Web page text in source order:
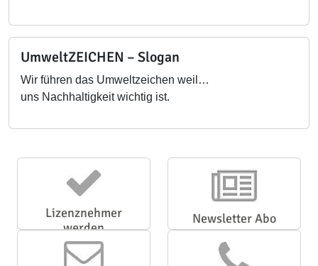
UmweltZEICHEN – Slogan
Wir führen das Umweltzeichen weil…
uns Nachhaltigkeit wichtig ist.
Lizenznehmer
werden
Newsletter Abo